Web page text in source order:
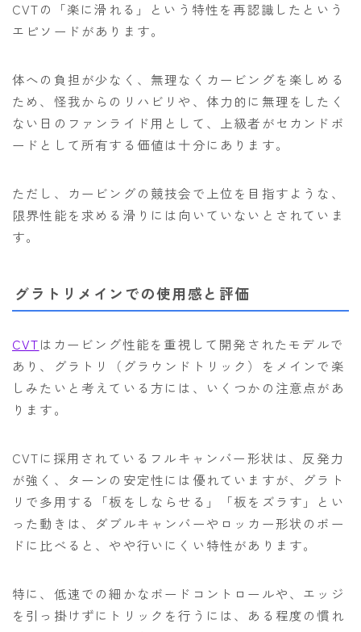
CVTの「楽に滑れる」という特性を再認識したという
エピソードがあります。
体への負担が少なく、無理なくカービングを楽しめる
ため、怪我からのリハビリや、体力的に無理をしたく
ない日のファンライド用として、上級者がセカンドボ
ードとして所有する価値は十分にあります。
ただし、カービングの競技会で上位を目指すような、
限界性能を求める滑りには向いていないとされていま
す。
グラトリメインでの使用感と評価
CVTはカービング性能を重視して開発されたモデルで
あり、グラトリ（グラウンドトリック）をメインで楽
しみたいと考えている方には、いくつかの注意点があ
ります。
CVTに採用されているフルキャンバー形状は、反発力
が強く、ターンの安定性には優れていますが、グラト
リで多用する「板をしならせる」「板をズラす」とい
った動きは、ダブルキャンバーやロッカー形状のボー
ドに比べると、やや行いにくい特性があります。
特に、低速での細かなボードコントロールや、エッジ
を引っ掛けずにトリックを行うには、ある程度の慣れ